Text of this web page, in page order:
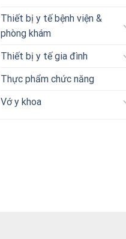
Thiết bị y tế bệnh viện &
phòng khám
Thiết bị y tế gia đình
Thực phẩm chức năng
Vớ y khoa